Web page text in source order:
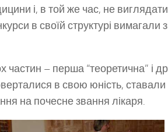
і, в той же час, не
в своїй структурі вимагали
– перша “теоретична” і
в свою юність, ставали
на почесне звання лікаря.